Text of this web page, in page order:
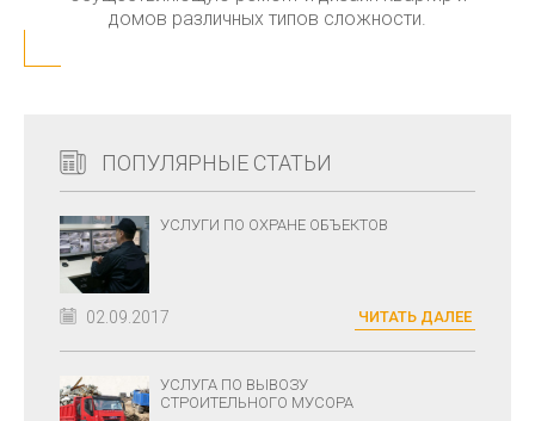
домов различных типов сложности.
ПОПУЛЯРНЫЕ СТАТЬИ
УСЛУГИ ПО ОХРАНЕ ОБЪЕКТОВ
02.09.2017 ЧИТАТЬ ДАЛЕЕ
УСЛУГА ПО ВЫВОЗУ
СТРОИТЕЛЬНОГО МУСОРА